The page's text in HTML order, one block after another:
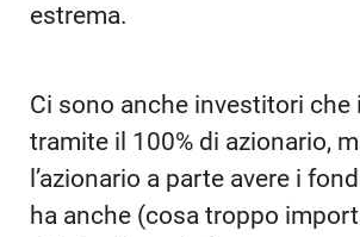
estrema.
Ci sono anche investitori che
tramite il 100% di azionario,
l’azionario a parte avere i
ha anche (cosa troppo